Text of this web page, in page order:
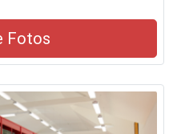
Fotos